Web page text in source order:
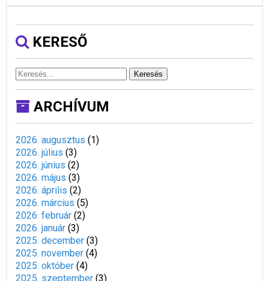
KERESŐ
Keresés
ARCHÍVUM
2026. augusztus (1)
2026. július (3)
2026. június (2)
2026. május (3)
2026. április (2)
2026. március (5)
2026. február (2)
2026. január (3)
2025. december (3)
2025. november (4)
2025. október (4)
2025. szeptember (3)